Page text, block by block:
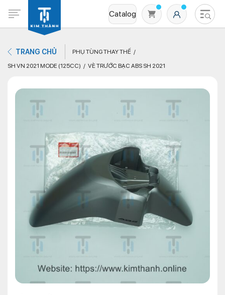
Catalog
Không có sản phẩm nào trong giỏ hàng
TRANG CHỦ
PHỤ TÙNG THAY THẾ
SH VN 2021 MODE (125CC)
VÈ TRƯỚC BẠC ABS SH 2021